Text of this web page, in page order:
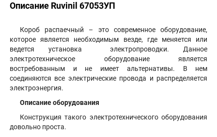
Описание Ruvinil 67053УП
Короб распаечный – это современное оборудование,
которое является необходимым везде, где меняется или
ведется установка электропроводки. Данное
электротехническое оборудование является
востребованным и не имеет альтернативы. В нем
соединяются все электрические провода и распределяется
электроэнергия.
Описание оборудования
Конструкция такого электротехнического оборудования
довольно проста.